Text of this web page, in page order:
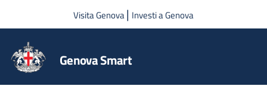
Salta al contenuto principale
Visita Genova| Investi a Genova
Genova Smart